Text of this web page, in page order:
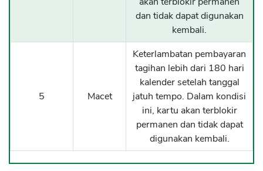
dan tidak dapat digunakan
kembali.
5 Macet
Keterlambatan pembayaran
tagihan lebih dari 180 hari
kalender setelah tanggal
jatuh tempo. Dalam kondisi
ini, kartu akan terblokir
permanen dan tidak dapat
digunakan kembali.